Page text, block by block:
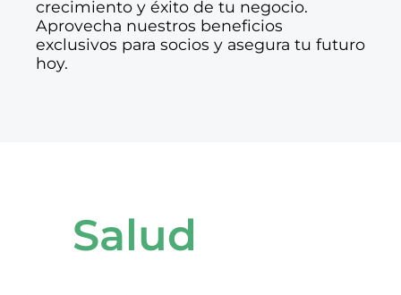
crecimiento y éxito de tu negocio.
Aprovecha nuestros beneficios
exclusivos para socios y asegura tu futuro
hoy.
Salud